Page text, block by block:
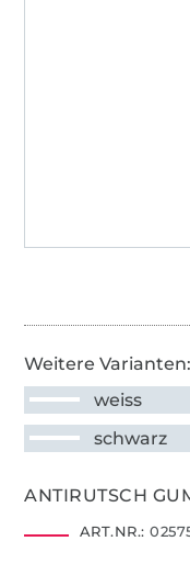
Weitere Varianten:
weiss
schwarz
ANTIRUTSCH
ART.NR.: